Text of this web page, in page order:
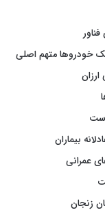
خودروها متهم اصلی
بیماران
عمرانی
زنجان